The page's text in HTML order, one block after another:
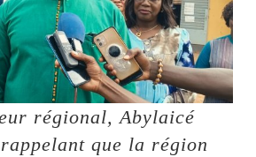
régional, Abylaicé
que la région